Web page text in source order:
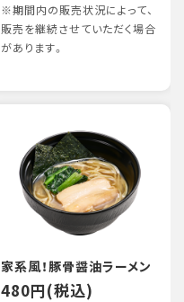
※期間内の販売状況によって、
販売を継続させていただく場合
があります。
家系風！豚骨醤油ラーメン
480円(税込)